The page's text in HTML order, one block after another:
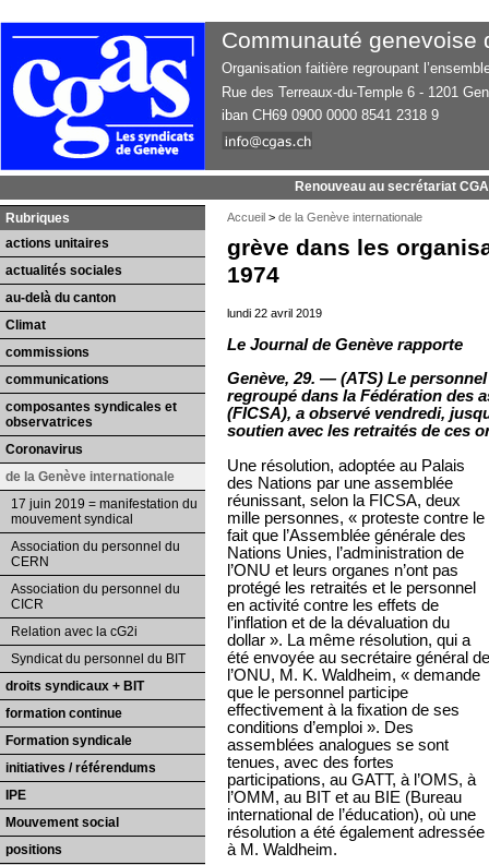
Communauté genevoise
Organisation faitière regroupant
Rue des Terreaux-du-Temple 6 - 1201
iban CH69 0900 0000 8541 2318 9
Renouveau au secrétariat
Accueil > de la Genève internationale
grève dans les
1974
lundi 22 avril 2019
Le Journal de Genève rapporte
Genève, 29. — (ATS) Le
regroupé dans la Fédération des
(FICSA), a observé vendredi,
soutien avec les retraités de ces
Une résolution, adoptée au Palais
des Nations par une assemblée
réunissant, selon la FICSA, deux
mille personnes, « proteste contre le
fait que l’Assemblée générale des
Nations Unies, l’administration de
l’ONU et leurs organes n’ont pas
protégé les retraités et le personnel
en activité contre les effets de
l’inflation et de la dévaluation du
dollar ». La même résolution, qui a
été envoyée au secrétaire général de
l’ONU, M. K. Waldheim, « demande
que le personnel participe
effectivement à la fixation de ses
conditions d’emploi ». Des
assemblées analogues se sont
tenues, avec des fortes
participations, au GATT, à l’OMS, à
l’OMM, au BIT et au BIE (Bureau
international de l’éducation), où une
résolution a été également adressée
à M. Waldheim.
Rubriques
actions unitaires
actualités sociales
au-delà du canton
Climat
commissions
communications
composantes syndicales et
observatrices
Coronavirus
de la Genève internationale
17 juin 2019 = manifestation du
mouvement syndical
Association du personnel du
CERN
Association du personnel du
CICR
Relation avec la cG2i
Syndicat du personnel du BIT
droits syndicaux + BIT
formation continue
Formation syndicale
initiatives / référendums
IPE
Mouvement social
positions